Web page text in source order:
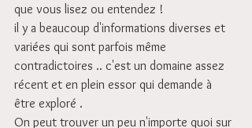
que vous lisez ou entendez !
il y a beaucoup d'informations diverses et
variées qui sont parfois même
contradictoires .. c'est un domaine assez
récent et en plein essor qui demande à
être exploré .
On peut trouver un peu n'importe quoi sur